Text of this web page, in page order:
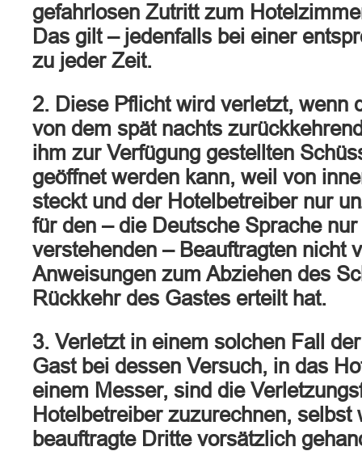
gefahrlosen Zutritt zum
Das gilt – jedenfalls bei einer
zu jeder Zeit.
2. Diese Pflicht wird verletzt, wenn
von dem spät nachts
ihm zur Verfügung gestellten
geöffnet werden kann, weil von
steckt und der Hotelbetreiber nur
für den – die Deutsche Sprache
verstehenden – Beauftragten nicht
Anweisungen zum Abziehen des
Rückkehr des Gastes erteilt hat.
3. Verletzt in einem solchen Fall
Gast bei dessen Versuch, in das
einem Messer, sind die
Hotelbetreiber zuzurechnen, selbst
beauftragte Dritte vorsätzlich